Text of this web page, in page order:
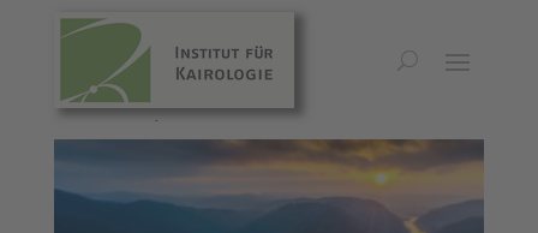
Kairos Inspirationen 2024/#2